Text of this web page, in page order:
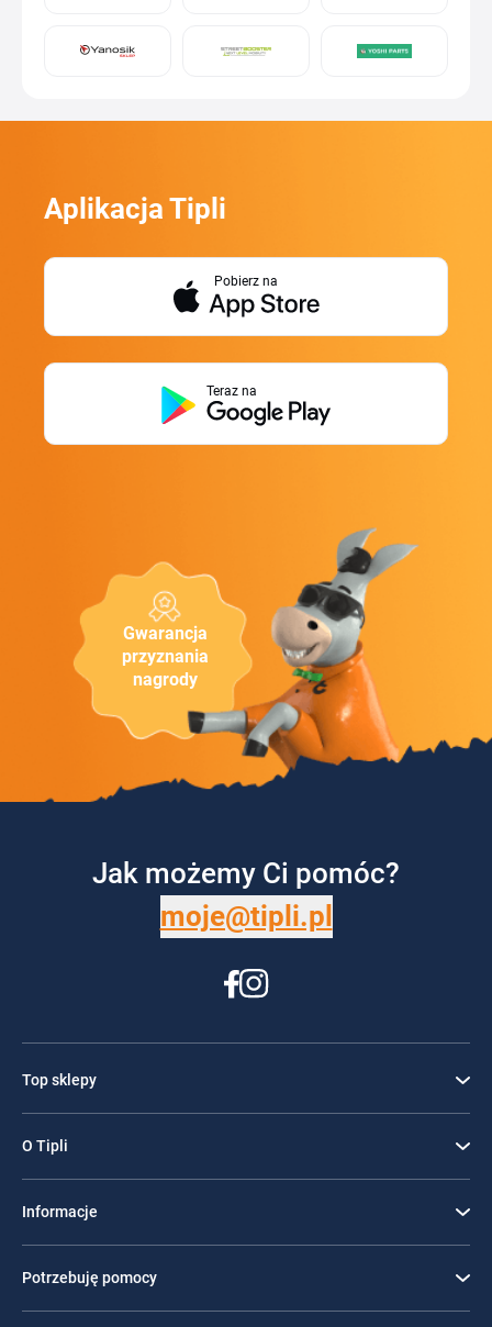
Gwarancja
przyznania
nagrody
Aplikacja Tipli
Pobierz na
Teraz na
Jak możemy Ci pomóc?
moje@tipli.pl
Top sklepy
O Tipli
Informacje
Potrzebuję pomocy